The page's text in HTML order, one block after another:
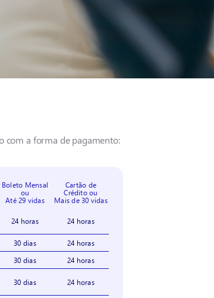
com a forma de pagamento:
Boleto Mensal
ou
Até 29 vidas
Cartão de
Crédito ou
Mais de 30 vidas
24 horas 24 horas
30 dias
24 horas
30 dias
24 horas
30 dias 24 horas